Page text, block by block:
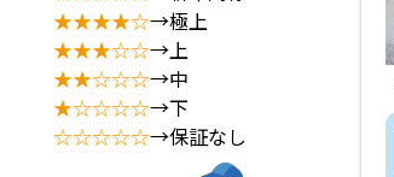
★★★★☆→極上
★★★☆☆→上
★★☆☆☆→中
★☆☆☆☆→下
☆☆☆☆☆→保証なし